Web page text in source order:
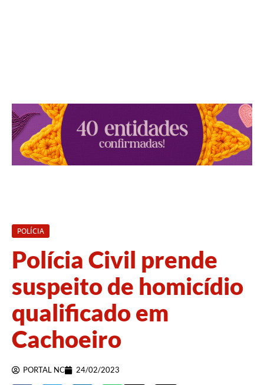
POLÍCIA
Polícia Civil prende
suspeito de homicídio
qualificado em
Cachoeiro
PORTAL NC 24/02/2023